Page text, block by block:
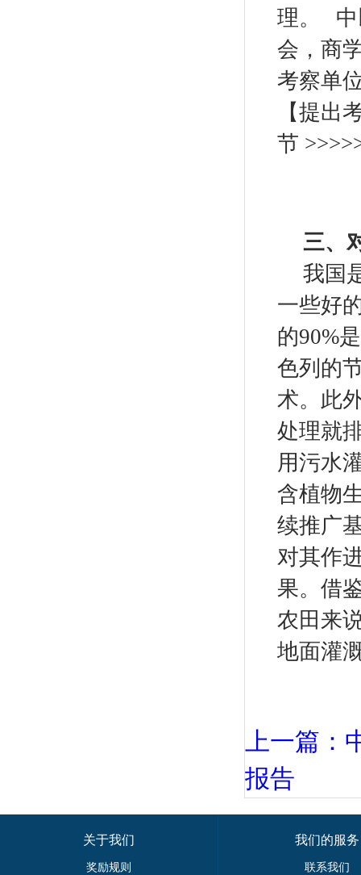
理。
会，商
考察单
【提出
节
三、
我国
一些好
的90%
色列的
术。此
处理就
用污水
含植物
续推广
对其作
果。借
农田来
地面灌
上一篇：
报告
关于我们
奖励规则
我们的服务
联系我们